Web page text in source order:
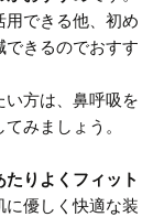
できる他、初め
きるのでおすす
方は、鼻呼吸を
みましょう。
たりよくフィット
に優しく快適な装